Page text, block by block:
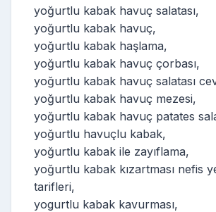
yoğurtlu kabak havuç salatası,
yoğurtlu kabak havuç,
yoğurtlu kabak haşlama,
yoğurtlu kabak havuç çorbası,
yoğurtlu kabak havuç salatası
yoğurtlu kabak havuç mezesi,
yoğurtlu kabak havuç patates
yoğurtlu havuçlu kabak,
yoğurtlu kabak ile zayıflama,
yoğurtlu kabak kızartması nefis
tarifleri,
yogurtlu kabak kavurması,